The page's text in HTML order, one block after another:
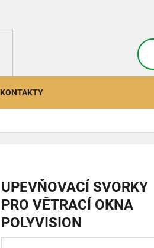
KONTAKTY
UPEVŇOVACÍ SVORKY
PRO VĚTRACÍ OKNA
POLYVISION